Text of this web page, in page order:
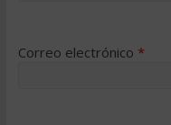
Correo electrónico *